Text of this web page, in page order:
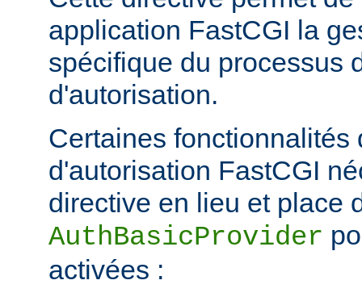
application FastCGI la
spécifique du processus
d'autorisation.
Certaines fonctionnalités
d'autorisation FastCGI
directive en lieu et place
AuthBasicProvider
activées :